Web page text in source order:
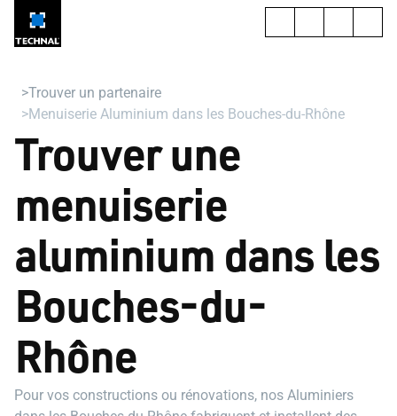
Trouver un partenaire
Menuiserie Aluminium dans les Bouches-du-Rhône
Trouver une
menuiserie
aluminium dans les
Bouches-du-
Rhône
Pour vos constructions ou rénovations, nos Aluminiers